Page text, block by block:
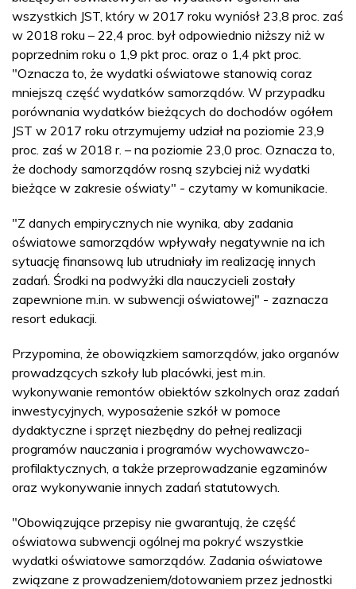
wszystkich JST, który w 2017 roku wyniósł 23,8 proc. zaś
w 2018 roku – 22,4 proc. był odpowiednio niższy niż w
poprzednim roku o 1,9 pkt proc. oraz o 1,4 pkt proc.
"Oznacza to, że wydatki oświatowe stanowią coraz
mniejszą część wydatków samorządów. W przypadku
porównania wydatków bieżących do dochodów ogółem
JST w 2017 roku otrzymujemy udział na poziomie 23,9
proc. zaś w 2018 r. – na poziomie 23,0 proc. Oznacza to,
że dochody samorządów rosną szybciej niż wydatki
bieżące w zakresie oświaty" - czytamy w komunikacie.
"Z danych empirycznych nie wynika, aby zadania
oświatowe samorządów wpływały negatywnie na ich
sytuację finansową lub utrudniały im realizację innych
zadań. Środki na podwyżki dla nauczycieli zostały
zapewnione m.in. w subwencji oświatowej" - zaznacza
resort edukacji.
Przypomina, że obowiązkiem samorządów, jako organów
prowadzących szkoły lub placówki, jest m.in.
wykonywanie remontów obiektów szkolnych oraz zadań
inwestycyjnych, wyposażenie szkół w pomoce
dydaktyczne i sprzęt niezbędny do pełnej realizacji
programów nauczania i programów wychowawczo-
profilaktycznych, a także przeprowadzanie egzaminów
oraz wykonywanie innych zadań statutowych.
"Obowiązujące przepisy nie gwarantują, że część
oświatowa subwencji ogólnej ma pokryć wszystkie
wydatki oświatowe samorządów. Zadania oświatowe
związane z prowadzeniem/dotowaniem przez jednostki